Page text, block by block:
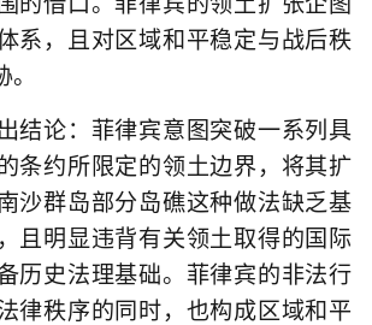
系，且对区域和平稳定与战后秩
结论：菲律宾意图突破一系列具
条约所限定的领土边界，将其扩
沙群岛部分岛礁这种做法缺乏基
且明显违背有关领土取得的国际
历史法理基础。菲律宾的非法行
律秩序的同时，也构成区域和平